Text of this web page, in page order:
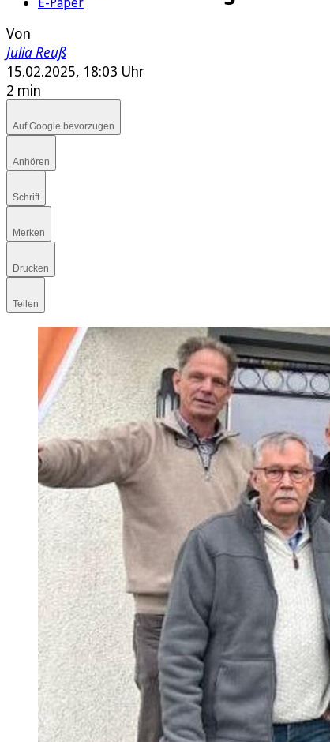
Von
Julia Reuß
15.02.2025, 18:03 Uhr
2 min
Auf Google bevorzugen
Anhören
Schrift
Merken
Drucken
Teilen